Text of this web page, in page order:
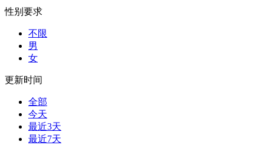
性别要求
不限
男
女
更新时间
全部
今天
最近3天
最近7天